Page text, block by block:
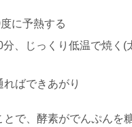
に予熱する
、じっくり低温で焼く(
ばできあがり
とで、酵素がでんぷんを